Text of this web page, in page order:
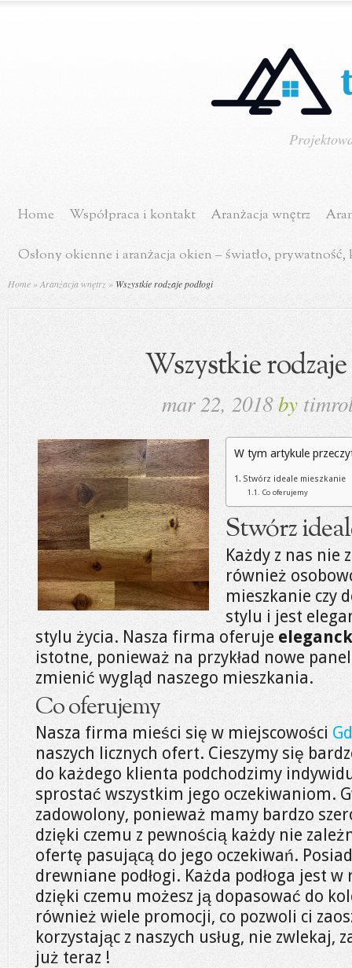
Home Współpraca i kontakt Aranżacja wnętrz
Osłony okienne i aranżacja okien – światło,
Home »Aranżacja wnętrz » Wszystkie rodzaje podłogi
Wszystkie
mar 22, 2018by
W tym artykule
Stwórz ideale mieszkanie
Co oferujemy
Stwórz
Każdy z nas nie
również
mieszkanie czy
stylu i jest
stylu życia. Nasza firma oferuje
istotne, ponieważ na przykład nowe
zmienić wygląd naszego mieszkania.
Co oferujemy
Nasza firma mieści się w miejscowości
naszych licznych ofert. Cieszymy się
do każdego klienta podchodzimy
sprostać wszystkim jego oczekiwaniom.
zadowolony, ponieważ mamy bardzo
dzięki czemu z pewnością każdy nie
ofertę pasującą do jego oczekiwań.
drewniane podłogi. Każda podłoga jest
dzięki czemu możesz ją dopasować do
również wiele promocji, co pozwoli ci
korzystając z naszych usług, nie zwlekaj,
już teraz !